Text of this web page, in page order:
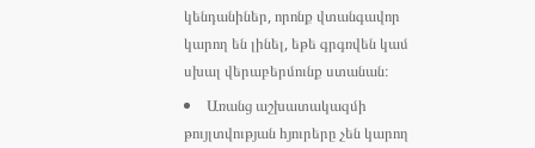
կենդանիներ, որոնք վտանգավոր
կարող են լինել, եթե գրգռվեն կամ
սխալ վերաբերմունք ստանան։
Առանց աշխատակազմի
թույլտվության հյուրերը չեն կարող